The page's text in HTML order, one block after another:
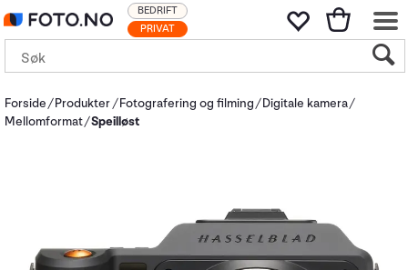
PRIVAT
BEDRIFT
Forside Produkter Fotografering og filming
Digitale kamera
Mellomformat Speilløst